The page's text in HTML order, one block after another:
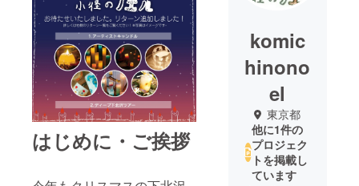
はじめに・ご挨拶
komic
hinono
el
東京都
他に1件の
プロジェク
トを掲載し
ています